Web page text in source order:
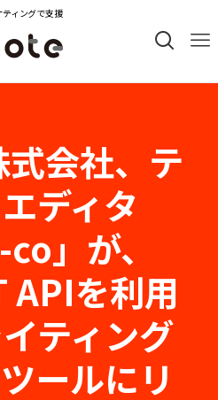
ィングで支援
式会社、テ
ディタ
」が、
APIを利用
ティング
ールにリ